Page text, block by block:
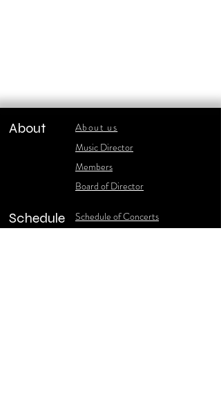
About
About us
​Music Director
​Members
Board of Director
Schedule
Schedule of Concerts